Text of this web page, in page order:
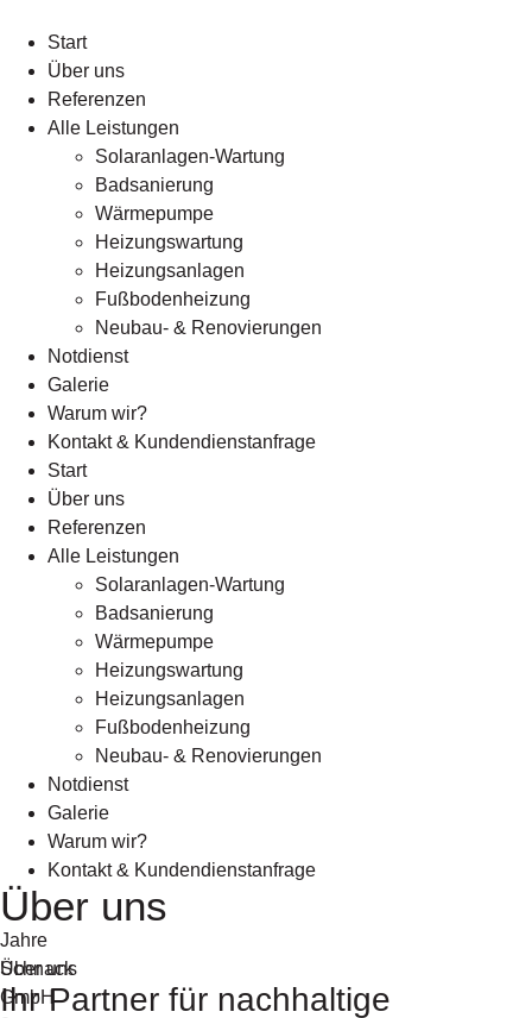
Start
Über uns
Referenzen
Alle Leistungen
Solaranlagen-Wartung
Badsanierung
Wärmepumpe
Heizungswartung
Heizungsanlagen
Fußbodenheizung
Neubau- & Renovierungen
Notdienst
Galerie
Warum wir?
Kontakt & Kundendienstanfrage
Start
Über uns
Referenzen
Alle Leistungen
Solaranlagen-Wartung
Badsanierung
Wärmepumpe
Heizungswartung
Heizungsanlagen
Fußbodenheizung
Neubau- & Renovierungen
Notdienst
Galerie
Warum wir?
Kontakt & Kundendienstanfrage
Über uns
Jahre
Schnack
GmbH
Über uns
Ihr Partner für nachhaltige